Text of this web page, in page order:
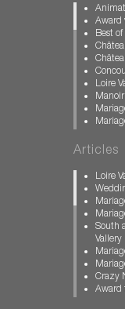
Award
Best
Loire
Articles
Loire
South
Vallery
Crazy
Award